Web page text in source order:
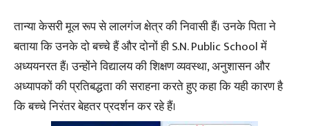
तान्या केसरी मूल रूप से लालगंज क्षेत्र की निवासी हैं। उनके पिता ने
बताया कि उनके दो बच्चे हैं और दोनों ही S.N. Public School में
अध्ययनरत हैं। उन्होंने विद्यालय की शिक्षण व्यवस्था, अनुशासन और
अध्यापकों की प्रतिबद्धता की सराहना करते हुए कहा कि यही कारण है
कि बच्चे निरंतर बेहतर प्रदर्शन कर रहे हैं।